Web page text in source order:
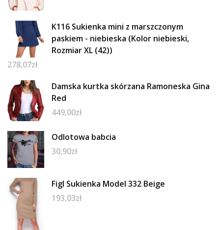
K116 Sukienka mini z marszczonym
paskiem - niebieska (Kolor niebieski,
Rozmiar XL (42))
278,07zł
Damska kurtka skórzana Ramoneska Gina
Red
449,00zł
Odlotowa babcia
30,90zł
Figl Sukienka Model 332 Beige
193,03zł